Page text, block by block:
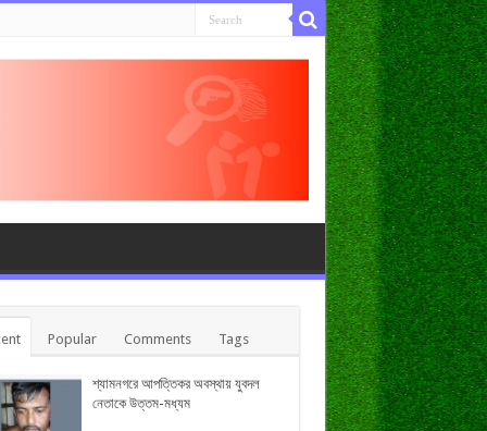
Popular Comments Tags
শ্যামনগরে আপত্তিকর অবস্থায় যুবদল
নেতাকে উত্তম-মধ্যম